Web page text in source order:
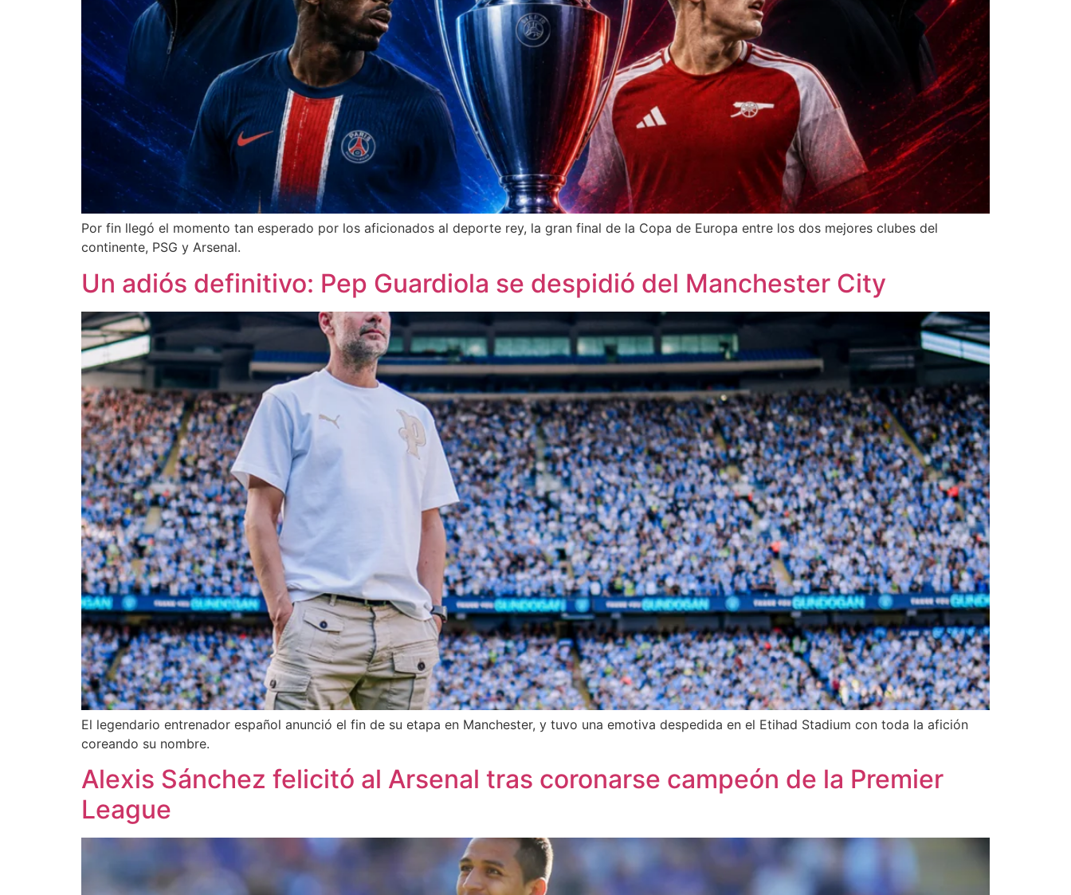
Por fin llegó el momento tan esperado por los aficionados al deporte rey, la gran final de la Copa de Europa entre los dos mejores clubes del
continente, PSG y Arsenal.
Un adiós definitivo: Pep Guardiola se despidió del Manchester City
El legendario entrenador español anunció el fin de su etapa en Manchester, y tuvo una emotiva despedida en el Etihad Stadium con toda la afición
coreando su nombre.
Alexis Sánchez felicitó al Arsenal tras coronarse campeón de la Premier
League